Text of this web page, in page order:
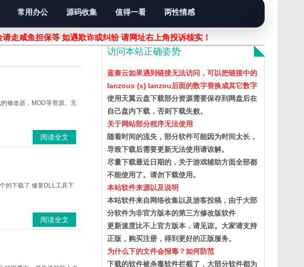
常用办公 源码收集 值得一看 两性情感
走咸鱼担保等 如遇欺诈或纠纷 请网址右上角投诉核实！
修改器，MOD等资源。无
阅读全文
的下载了 修复DLL工具下
阅读全文
访问本站正确姿势
蓝奏云如果遇到链接无法访问，可以把链接中的
lanzous {s} lanzou后面的数字替换成其它数字
使用天翼云盘下载部分资源需要保存到网盘后在
自己盘内下载，否则下载失败。
关于网站部分程序无法使用
随着时间的流失，部分软件可能因为时间太长，
导致下载后需要更新无法使用请谅解。
尽量下载最近日期的，关于游戏辅助方面全部都
不能使用了。请勿下载使用。
本站软件来源以及说明
本站软件来自网络收集以及游客投稿，由于大部
分软件为非官方版本的第三方修改版软件
更新速度比不上官方版本，请见谅。大家请支持
正版，购买注册，得到更好的正版服务。
为什么下的文件会报毒？如何防范
下载的软件被杀毒软件拦截了，大部分软件都为